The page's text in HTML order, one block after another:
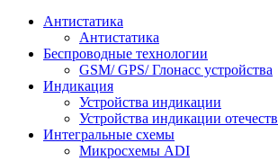
Антистатика
Антистатика
Беспроводные технологии
GSM/ GPS/ Глонасс устройства
Индикация
Устройства индикации
Устройства индикации
Интегральные схемы
Микросхемы ADI